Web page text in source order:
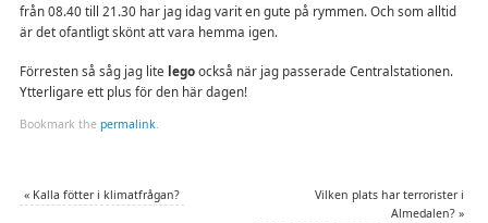
från 08.40 till 21.30 har jag idag varit en gute på rymmen. Och som alltid
är det ofantligt skönt att vara hemma igen.
Förresten så såg jag lite legoockså när jag passerade Centralstationen.
Ytterligare ett plus för den här dagen!
Bookmark the permalink.
«Kalla fötter i klimatfrågan?
Vilken plats har terrorister i
Almedalen?»